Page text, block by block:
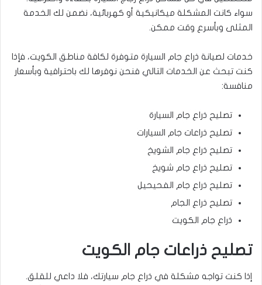
سواء كانت المشكلة ميكانيكية أو كهربائية، نضمن لك الخدمة
المثلى وبأسرع وقت ممكن.
خدمات لصيانة ذراع جام السيارة متوفرة لكافة مناطق الكويت، فإذا
كنت تبحث عن الخدمات التالي فنحن نوفرها لك باحترافية وبأسعار
منافسة:
تصليح ذراع جام السيارة
تصليح ذراعات جام السيارات
تصليح ذراع جام الشويخ
تصليح ذراع جام شويخ
تصليح ذراع جام الفحيحيل
تصليح ذراع الجام
ذراع جام الكويت
تصليح ذراعات جام الكويت
إذا كنت تواجه مشكلة في ذراع جام سيارتك، فلا داعي للقلق.